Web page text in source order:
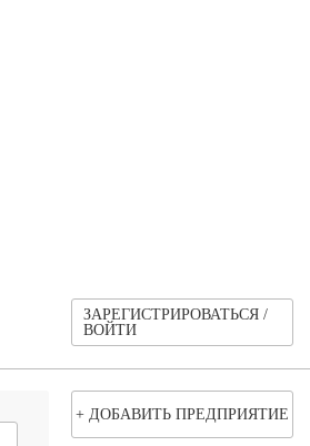
ЗАРЕГИСТРИРОВАТЬСЯ /
ВОЙТИ
+ ДОБАВИТЬ ПРЕДПРИЯТИЕ